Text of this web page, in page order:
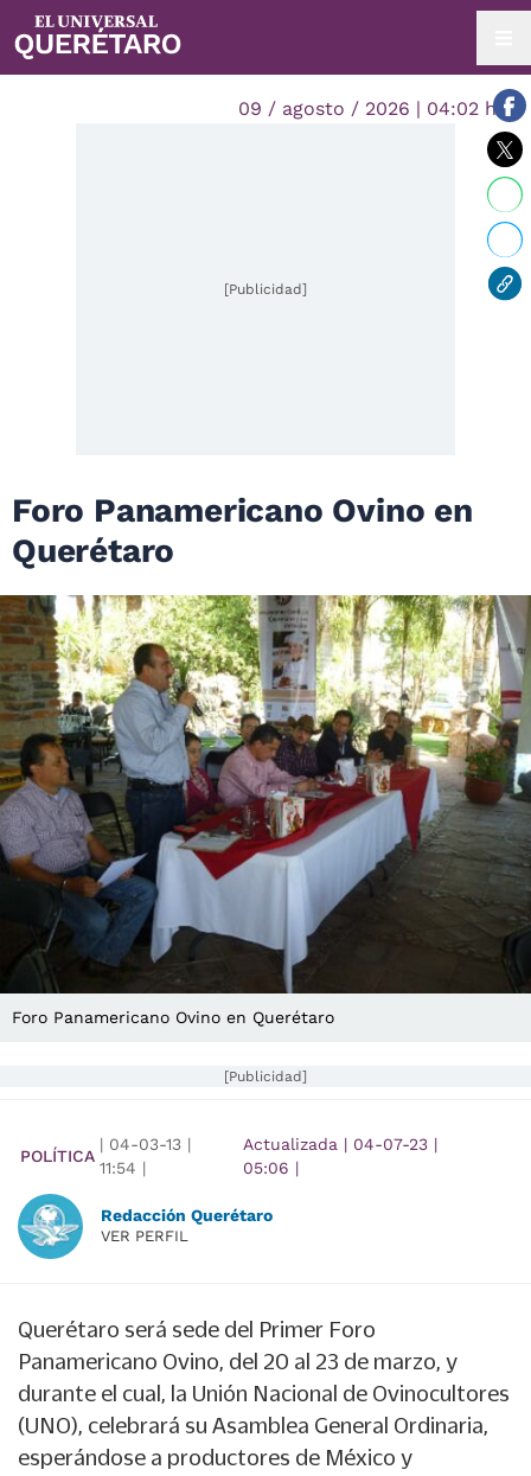
09 / agosto / 2026 | 04:02 hrs.
[Publicidad]
Foro Panamericano Ovino en
Querétaro
Foro Panamericano Ovino en Querétaro
[Publicidad]
POLÍTICA
| 04-03-13 |
11:54 |
Actualizada | 04-07-23 |
05:06 |
Redacción Querétaro
VER PERFIL
Querétaro será sede del Primer Foro
Panamericano Ovino, del 20 al 23 de marzo, y
durante el cual, la Unión Nacional de Ovinocultores
(UNO), celebrará su Asamblea General Ordinaria,
esperándose a productores de México y